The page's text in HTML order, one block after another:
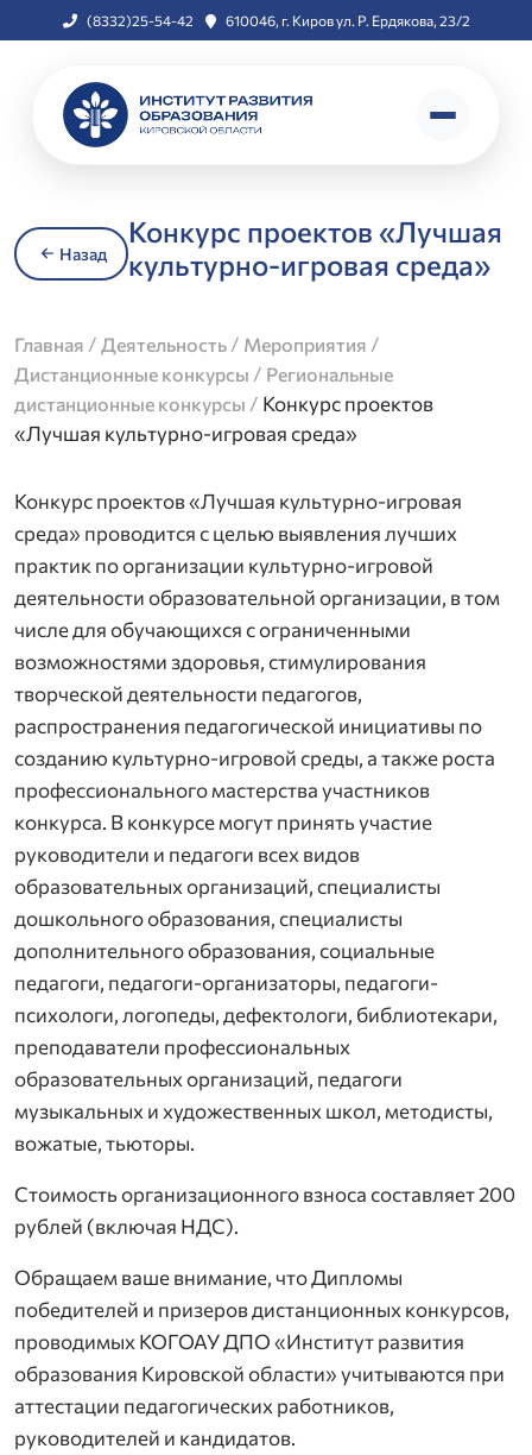
(8332)25-54-42 610046, г. Киров ул. Р. Ердякова, 23/2
Назад
Конкурс проектов «Лучшая
культурно-игровая среда»
Главная / Деятельность / Мероприятия /
Дистанционные конкурсы / Региональные
дистанционные конкурсы / Конкурс проектов
«Лучшая культурно-игровая среда»
Конкурс проектов «Лучшая культурно-игровая
среда» проводится с целью выявления лучших
практик по организации культурно-игровой
деятельности образовательной организации, в том
числе для обучающихся с ограниченными
возможностями здоровья, стимулирования
творческой деятельности педагогов,
распространения педагогической инициативы по
созданию культурно-игровой среды, а также роста
профессионального мастерства участников
конкурса. В конкурсе могут принять участие
руководители и педагоги всех видов
образовательных организаций, специалисты
дошкольного образования, специалисты
дополнительного образования, социальные
педагоги, педагоги-организаторы, педагоги-
психологи, логопеды, дефектологи, библиотекари,
преподаватели профессиональных
образовательных организаций, педагоги
музыкальных и художественных школ, методисты,
вожатые, тьюторы.
Стоимость организационного взноса составляет 200
рублей (включая НДС).
Обращаем ваше внимание, что Дипломы
победителей и призеров дистанционных конкурсов,
проводимых КОГОАУ ДПО «Институт развития
образования Кировской области» учитываются при
аттестации педагогических работников,
руководителей и кандидатов.